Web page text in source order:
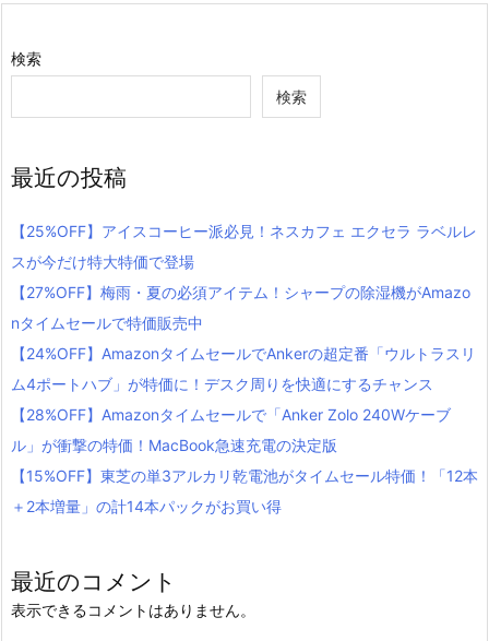
検索
検索
最近の投稿
【25%OFF】アイスコーヒー派必見！ネスカフェ エクセラ ラベルレ
スが今だけ特大特価で登場
【27%OFF】梅雨・夏の必須アイテム！シャープの除湿機がAmazo
nタイムセールで特価販売中
【24%OFF】AmazonタイムセールでAnkerの超定番「ウルトラスリ
ム4ポートハブ」が特価に！デスク周りを快適にするチャンス
【28%OFF】Amazonタイムセールで「Anker Zolo 240Wケーブ
ル」が衝撃の特価！MacBook急速充電の決定版
【15%OFF】東芝の単3アルカリ乾電池がタイムセール特価！「12本
＋2本増量」の計14本パックがお買い得
最近のコメント
表示できるコメントはありません。